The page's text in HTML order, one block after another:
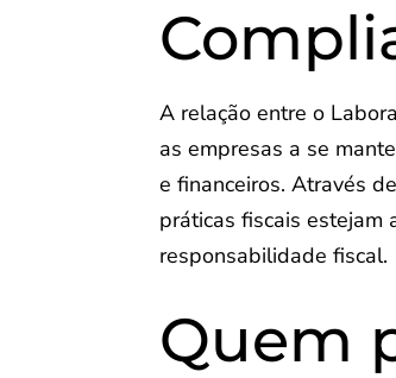
A relação entre o
as empresas a se
e financeiros. Através
práticas fiscais estejam
responsabilidade fiscal.
Quem